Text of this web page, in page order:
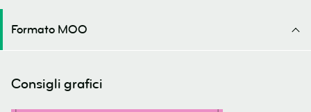
Formato MOO
Consigli grafici